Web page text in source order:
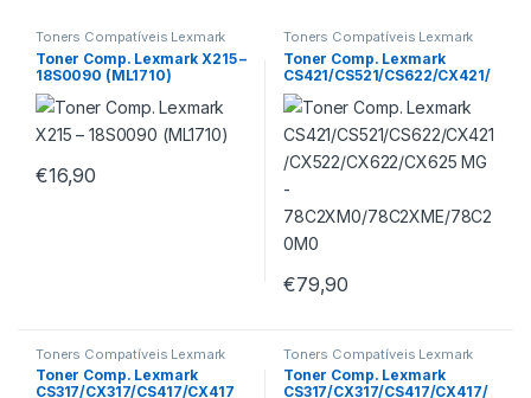
Toners Compatíveis Lexmark
Toner Comp. Lexmark X215 –
18S0090 (ML1710)
€16,90
Toners Compatíveis Lexmark
Toner Comp. Lexmark
CS421/CS521/CS622/CX421/
CX522/CX622/CX625 MG –
78C2XM0/78C2XME/78C20
M0
€79,90
Toners Compatíveis Lexmark
Toner Comp. Lexmark
CS317/CX317/CS417/CX417
Toners Compatíveis Lexmark
Toner Comp. Lexmark
CS317/CX317/CS417/CX417/